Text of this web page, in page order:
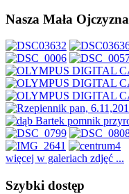
Nasza Mała Ojczyzna
więcej w galeriach zdjęć ...
Szybki dostęp